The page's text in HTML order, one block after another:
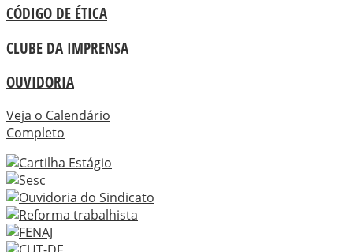
CÓDIGO DE ÉTICA
CLUBE DA IMPRENSA
OUVIDORIA
Veja o Calendário
Completo